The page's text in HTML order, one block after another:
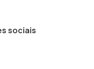
sociais